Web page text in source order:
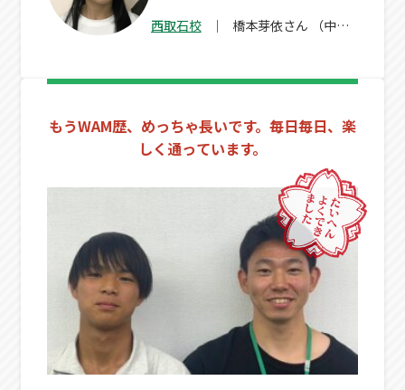
西取石校 橋本芽依さん
もうWAM歴、めっちゃ長いです。毎日毎日、楽
しく通っています。